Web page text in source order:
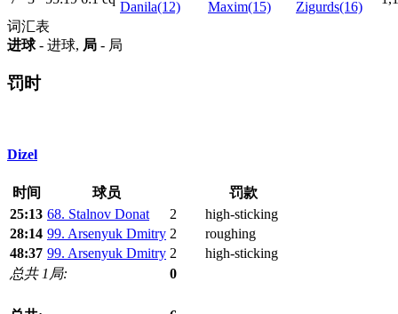
Danila(12) Maxim(15) Zigurds(16)
词汇表
进球- 进球, 局 - 局
罚时
Dizel
时间 球员
罚款
25:13 68. Stalnov Donat 2
high-sticking
28:14 99. Arsenyuk Dmitry 2
roughing
48:37 99. Arsenyuk Dmitry 2
high-sticking
总共 1局:
0